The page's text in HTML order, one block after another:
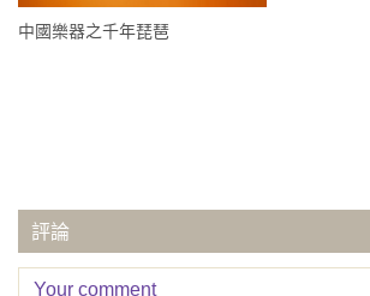
中國樂器之千年琵琶
評論